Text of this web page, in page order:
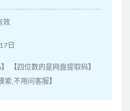
效
日
【四位数的是网盘提取码】
索,不用问客服】